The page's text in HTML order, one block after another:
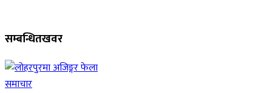
सम्बन्धितखवर
समाचार